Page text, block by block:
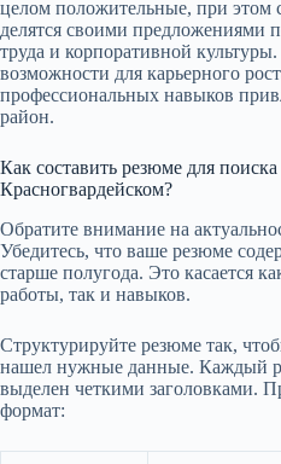
целом положительные, при этом
делятся своими предложениями
труда и корпоративной
возможности для карьерного
профессиональных навыков
район.
Как составить резюме для
Красногвардейском?
Обратите внимание на
Убедитесь, что ваше резюме
старше полугода. Это касается
работы, так и навыков.
Структурируйте резюме так,
нашел нужные данные. Каждый
выделен четкими заголовками.
формат: